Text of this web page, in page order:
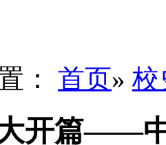
： 首页» 校
开篇——